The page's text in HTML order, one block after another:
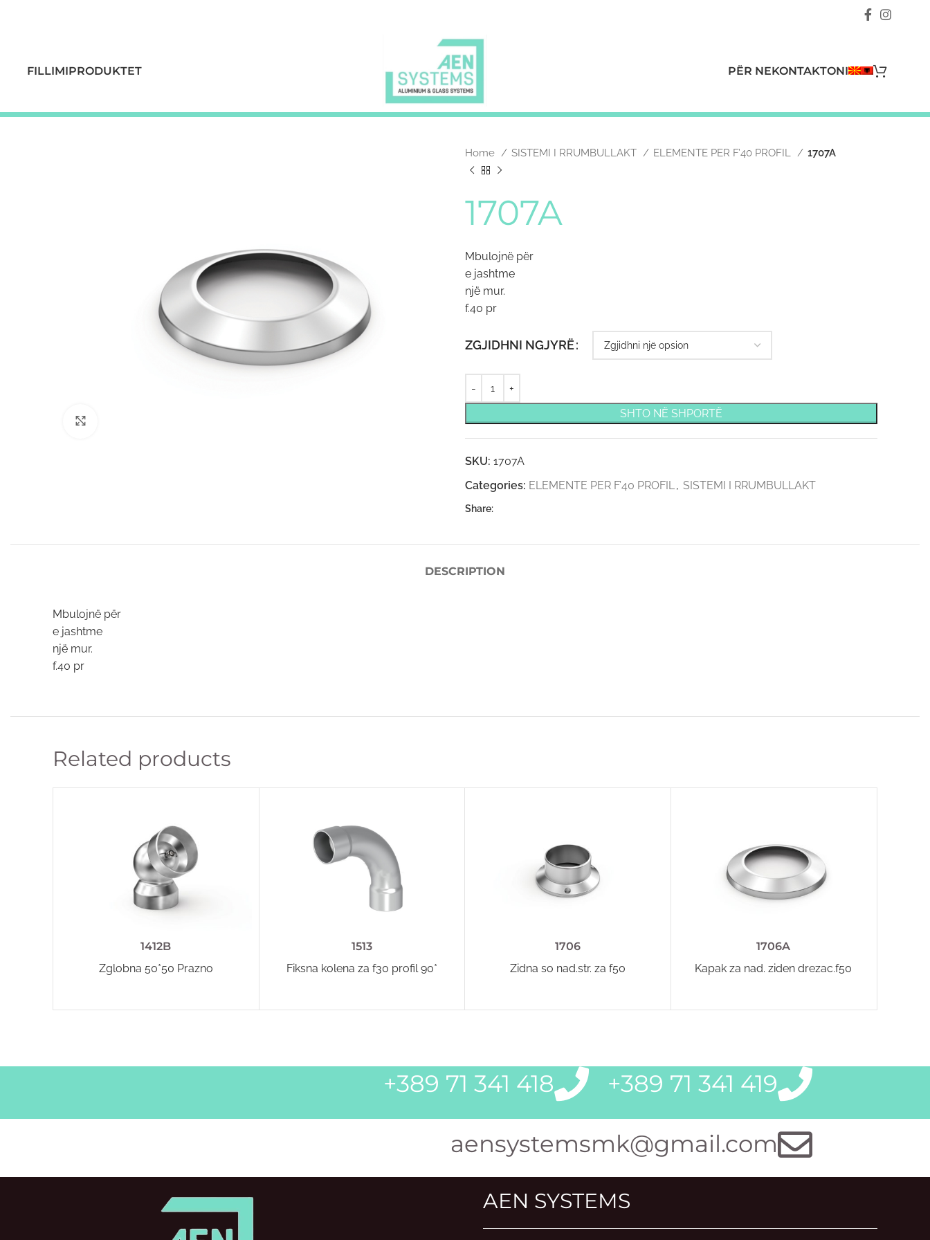
FILLIMIPRODUKTET PËR NEKONTAKTONI
Home SISTEMI I RRUMBULLAKT ELEMENTE PER F’40 PROFIL 1707A
1707A
Mbulojnë për
e jashtme
një mur.
f.40 pr
ZGJIDHNI NGJYRË
SHTO NË SHPORTË
SKU: 1707A
Categories: ELEMENTE PER F’40 PROFIL, SISTEMI I RRUMBULLAKT
Share:
DESCRIPTION
Mbulojnë për
e jashtme
një mur.
f.40 pr
Related products
1412B
Zglobna 50*50 Prazno
1513
Fiksna kolena za f30 profil 90*
1706
Zidna so nad.str. za f50
1706A
Kapak za nad. ziden drezac.f50
+389 71 341 418 +389 71 341 419
aensystemsmk@gmail.com
AEN SYSTEMS